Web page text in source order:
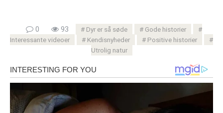
0 93 Dyr er så søde
Gode ​​historier
Interessante videoer
Kendisnyheder
Positive historier
Utrolig natur